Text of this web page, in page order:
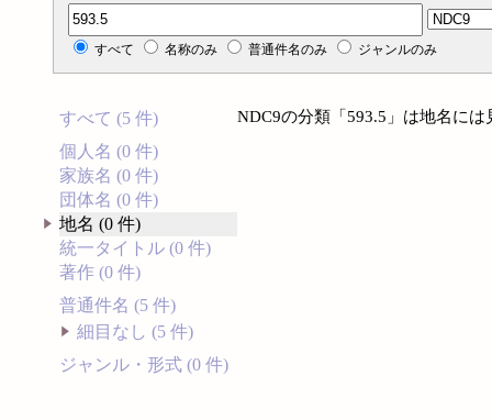
分類記号検索
すべて 名称のみ 普通件名のみ ジャンルのみ
すべて (5 件)
個人名 (0 件)
家族名 (0 件)
団体名 (0 件)
地名 (0 件)
統一タイトル (0 件)
著作 (0 件)
普通件名 (5 件)
細目なし (5 件)
ジャンル・形式 (0 件)
NDC9の分類「593.5」は地名に